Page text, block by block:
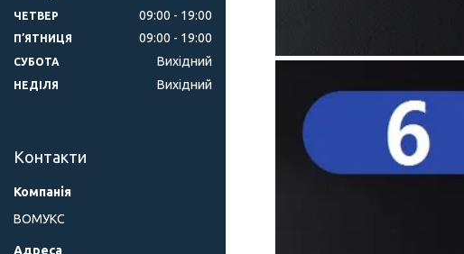
ЧЕТВЕР 09:00 19:00
ПʼЯТНИЦЯ 09:00 19:00
СУБОТА Вихідний
НЕДІЛЯ Вихідний
Контакти
ВОМУКС